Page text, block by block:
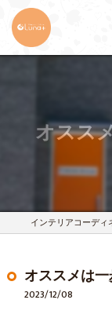
オスス
オススメは
2023/12/08